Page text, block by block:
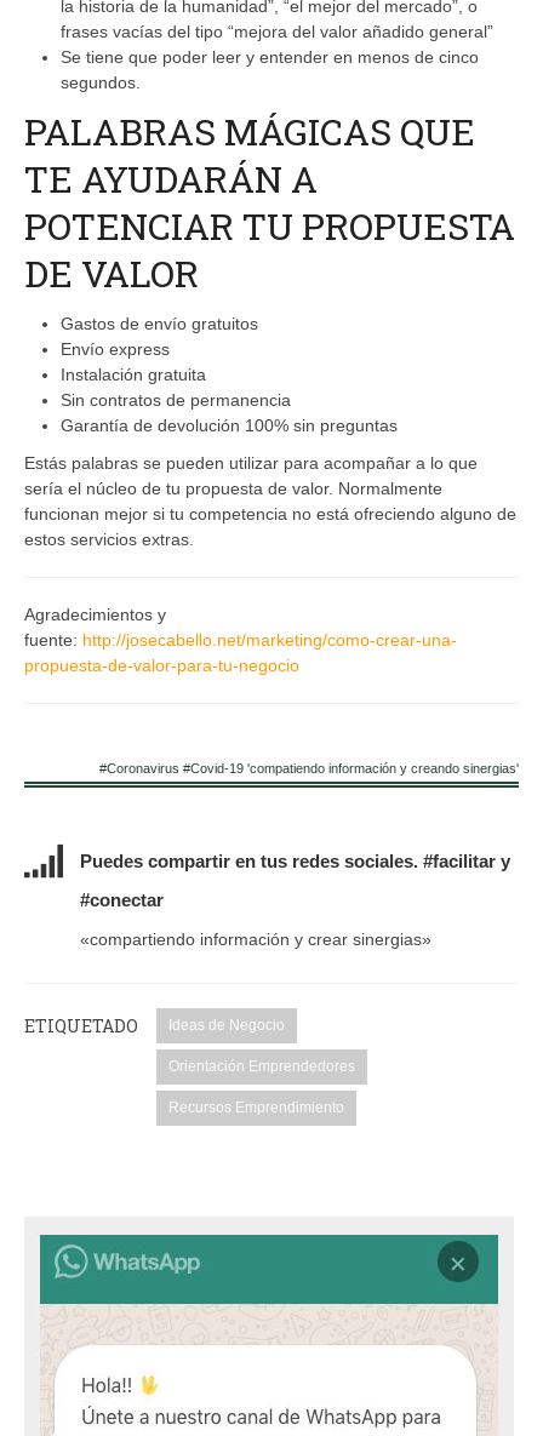
la historia de la humanidad”, “el mejor del mercado”, o
frases vacías del tipo “mejora del valor añadido general”
Se tiene que poder leer y entender en menos de cinco
segundos.
PALABRAS MÁGICAS QUE
TE AYUDARÁN A
POTENCIAR TU PROPUESTA
DE VALOR
Gastos de envío gratuitos
Envío express
Instalación gratuita
Sin contratos de permanencia
Garantía de devolución 100% sin preguntas
Estás palabras se pueden utilizar para acompañar a lo que
sería el núcleo de tu propuesta de valor. Normalmente
funcionan mejor si tu competencia no está ofreciendo alguno de
estos servicios extras.
Agradecimientos y
fuente: http://josecabello.net/marketing/como-crear-una-
propuesta-de-valor-para-tu-negocio
#Coronavirus #Covid-19 'compatiendo información y creando sinergias'
Puedes compartir en tus redes sociales. #facilitar y
#conectar
«compartiendo información y crear sinergias»
ETIQUETADO Ideas de Negocio
Orientación Emprendedores
Recursos Emprendimiento